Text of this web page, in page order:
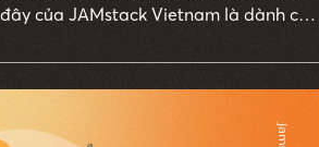
của JAMstack Vietnam là dành cho